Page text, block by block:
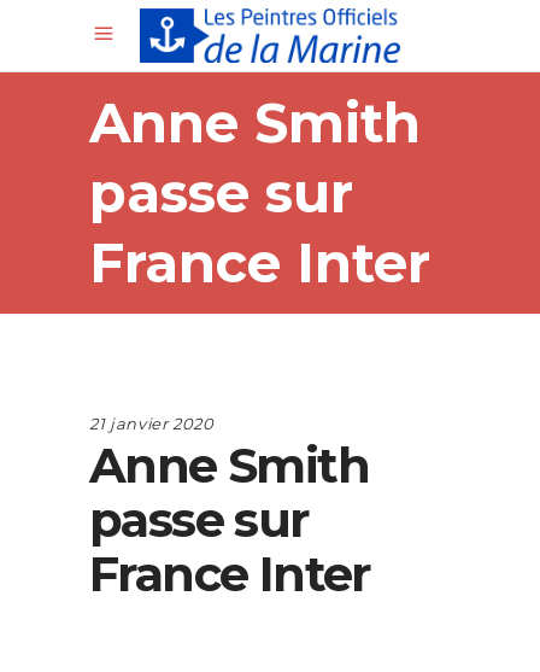
Anne Smith
passe sur
France Inter
21 janvier 2020
Anne Smith
passe sur
France Inter